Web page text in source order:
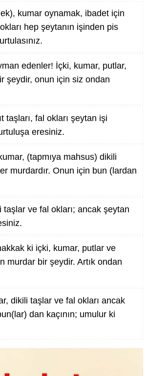
kumar oynamak, ibadet için
hep şeytanın işinden pis
edenler! İçki, kumar, putlar,
şeydir, onun için siz ondan
taşları, fal okları şeytan işi
eresiniz.
(tapmıya mahsus) dikili
murdardır. Onun için bun (lardan
ve fal okları; ancak şeytan
ki içki, kumar, putlar ve
murdar bir şeydir. Artık ondan
dikili taşlar ve fal okları ancak
dan kaçının; umulur ki